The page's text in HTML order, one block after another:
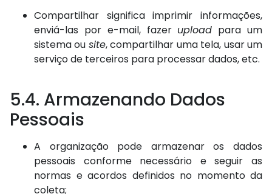
Compartilhar significa imprimir informações,
enviá-las por e-mail, fazer upload para um
sistema ou site, compartilhar uma tela, usar um
serviço de terceiros para processar dados, etc.
5.4. Armazenando Dados
Pessoais
A organização pode armazenar os dados
pessoais conforme necessário e seguir as
normas e acordos definidos no momento da
coleta;